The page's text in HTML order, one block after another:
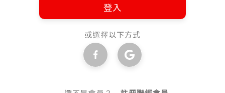
登入
或選擇以下方式